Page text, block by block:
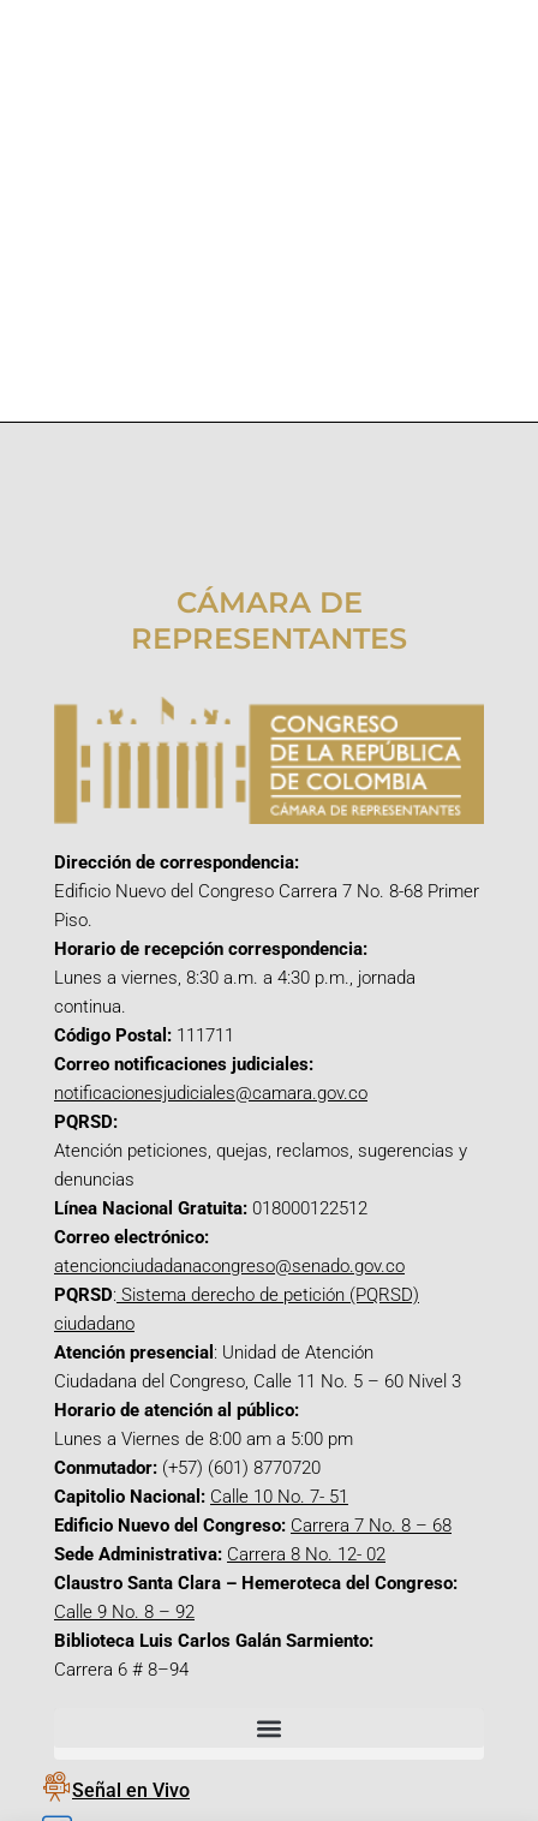
CÁMARA DE
REPRESENTANTES
Dirección de correspondencia:
Edificio Nuevo del Congreso Carrera 7 No. 8-68 Primer
Piso.
Horario de recepción correspondencia:
Lunes a viernes, 8:30 a.m. a 4:30 p.m., jornada
continua.
Código Postal: 111711
Correo notificaciones judiciales:
notificacionesjudiciales@camara.gov.co
PQRSD:
Atención peticiones, quejas, reclamos, sugerencias y
denuncias
Línea Nacional Gratuita: 018000122512
Correo electrónico:
atencionciudadanacongreso@senado.gov.co
PQRSD: Sistema derecho de petición (PQRSD)
ciudadano
Atención presencial : Unidad de Atención
Ciudadana del Congreso, Calle 11 No. 5 – 60 Nivel 3
Horario de atención al público:
Lunes a Viernes de 8:00 am a 5:00 pm
Conmutador: (+57) (601) 8770720
Capitolio Nacional: Calle 10 No. 7- 51
Edificio Nuevo del Congreso: Carrera 7 No. 8 – 68
Sede Administrativa: Carrera 8 No. 12- 02
Claustro Santa Clara – Hemeroteca del Congreso:
Calle 9 No. 8 – 92
Biblioteca Luis Carlos Galán Sarmiento:
Carrera 6 # 8–94
Señal en Vivo